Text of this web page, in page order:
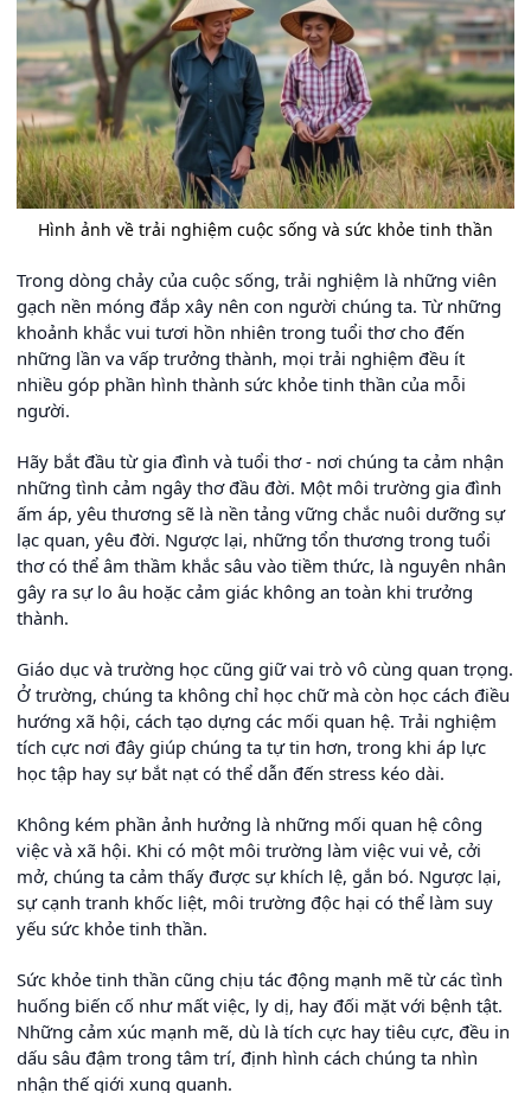
Hình ảnh về trải nghiệm cuộc sống và sức khỏe tinh thần
Trong dòng chảy của cuộc sống, trải nghiệm là những viên
gạch nền móng đắp xây nên con người chúng ta. Từ những
khoảnh khắc vui tươi hồn nhiên trong tuổi thơ cho đến
những lần va vấp trưởng thành, mọi trải nghiệm đều ít
nhiều góp phần hình thành sức khỏe tinh thần của mỗi
người.
Hãy bắt đầu từ gia đình và tuổi thơ - nơi chúng ta cảm nhận
những tình cảm ngây thơ đầu đời. Một môi trường gia đình
ấm áp, yêu thương sẽ là nền tảng vững chắc nuôi dưỡng sự
lạc quan, yêu đời. Ngược lại, những tổn thương trong tuổi
thơ có thể âm thầm khắc sâu vào tiềm thức, là nguyên nhân
gây ra sự lo âu hoặc cảm giác không an toàn khi trưởng
thành.
Giáo dục và trường học cũng giữ vai trò vô cùng quan trọng.
Ở trường, chúng ta không chỉ học chữ mà còn học cách điều
hướng xã hội, cách tạo dựng các mối quan hệ. Trải nghiệm
tích cực nơi đây giúp chúng ta tự tin hơn, trong khi áp lực
học tập hay sự bắt nạt có thể dẫn đến stress kéo dài.
Không kém phần ảnh hưởng là những mối quan hệ công
việc và xã hội. Khi có một môi trường làm việc vui vẻ, cởi
mở, chúng ta cảm thấy được sự khích lệ, gắn bó. Ngược lại,
sự cạnh tranh khốc liệt, môi trường độc hại có thể làm suy
yếu sức khỏe tinh thần.
Sức khỏe tinh thần cũng chịu tác động mạnh mẽ từ các tình
huống biến cố như mất việc, ly dị, hay đối mặt với bệnh tật.
Những cảm xúc mạnh mẽ, dù là tích cực hay tiêu cực, đều in
dấu sâu đậm trong tâm trí, định hình cách chúng ta nhìn
nhận thế giới xung quanh.